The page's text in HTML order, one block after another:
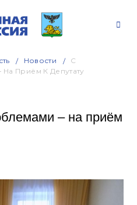
Новости
С
Приём К Депутату
– на приём